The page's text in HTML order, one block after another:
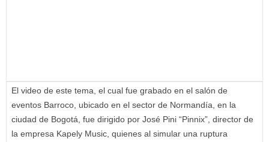
El video de este tema, el cual fue grabado en el salón de
eventos Barroco, ubicado en el sector de Normandía, en la
ciudad de Bogotá, fue dirigido por José Pini “Pinnix”, director de
la empresa Kapely Music, quienes al simular una ruptura